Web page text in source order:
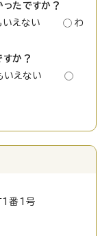
ったですか？
いえない
わ
すか？
いえない
番1号